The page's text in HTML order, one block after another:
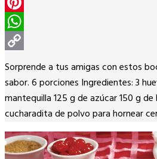
Pinterest
WhatsApp
Copy
Link
Sorprende a tus amigas con estos
sabor. 6 porciones Ingredientes: 3
mantequilla 125 g de azúcar 150 g de
cucharadita de polvo para hornear